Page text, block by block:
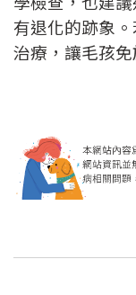
有退化的跡象
治療，讓毛孩免